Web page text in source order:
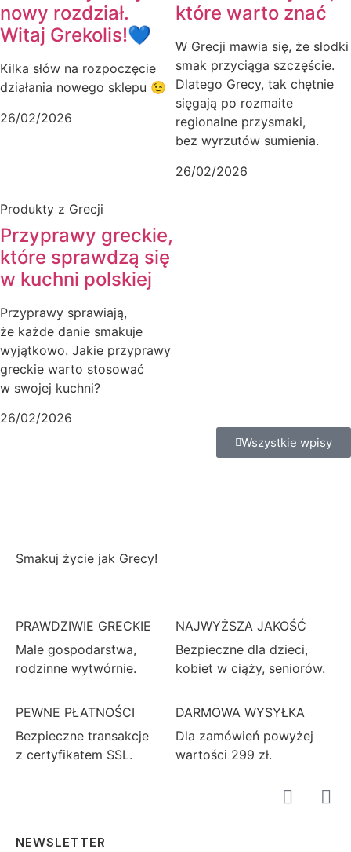
nowy rozdział.
Witaj Grekolis!💙
Kilka słów na rozpoczęcie
działania nowego sklepu 😉
26/02/2026
które warto znać
W Grecji mawia się, że słodki
smak przyciąga szczęście.
Dlatego Grecy, tak chętnie
sięgają po rozmaite
regionalne przysmaki,
bez wyrzutów sumienia.
26/02/2026
Produkty z Grecji
Przyprawy greckie,
które sprawdzą się
w kuchni polskiej
Przyprawy sprawiają,
że każde danie smakuje
wyjątkowo. Jakie przyprawy
greckie warto stosować
w swojej kuchni?
26/02/2026
Wszystkie wpisy
Smakuj życie jak Grecy!
PRAWDZIWIE GRECKIE
Małe gospodarstwa,
rodzinne wytwórnie.
NAJWYŻSZA JAKOŚĆ
Bezpieczne dla dzieci,
kobiet w ciąży, seniorów.
PEWNE PŁATNOŚCI
Bezpieczne transakcje
z certyfikatem SSL.
DARMOWA WYSYŁKA
Dla zamówień powyżej
wartości 299 zł.
NEWSLETTER